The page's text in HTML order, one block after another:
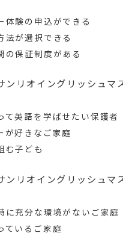
体験の申込ができる
法が選択できる
の保証制度がある
リオイングリッシュマ
て英語を学ばせたい保護者
が好きなご家庭
む子ども
リオイングリッシュマ
に充分な環境がないご家庭
ているご家庭